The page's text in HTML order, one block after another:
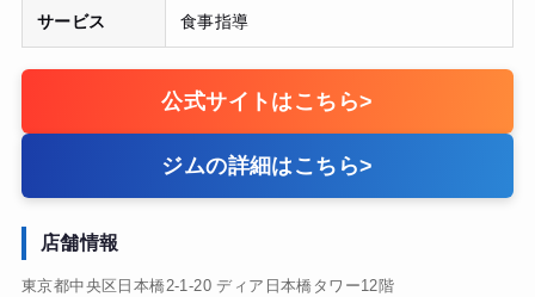
サービス 食事指導
公式サイトはこちら>
ジムの詳細はこちら>
店舗情報
東京都中央区日本橋2-1-20 ディア日本橋タワー12階